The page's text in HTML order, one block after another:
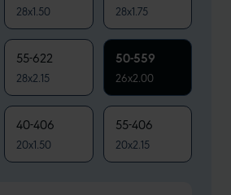
28x1.50 28x1.75
55-622
28x2.15
50-559
26x2.00
40-406
20x1.50
55-406
20x2.15